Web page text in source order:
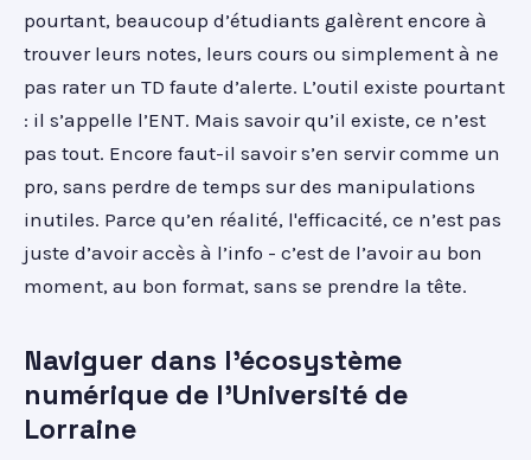
pourtant, beaucoup d’étudiants galèrent encore à
trouver leurs notes, leurs cours ou simplement à ne
pas rater un TD faute d’alerte. L’outil existe pourtant
: il s’appelle l’ENT. Mais savoir qu’il existe, ce n’est
pas tout. Encore faut-il savoir s’en servir comme un
pro, sans perdre de temps sur des manipulations
inutiles. Parce qu’en réalité, l'efficacité, ce n’est pas
juste d’avoir accès à l’info - c’est de l’avoir au bon
moment, au bon format, sans se prendre la tête.
Naviguer dans l'écosystème
numérique de l'Université de
Lorraine